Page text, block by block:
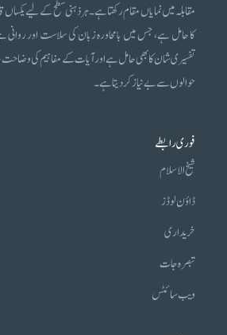
مقابلہ میں نمایاں مقام رکھتا ہے۔ ہر ذہنی سطح کے لیے
کا حامل ہے، جس میں بامحاورہ زبان کی سلاست اور روانی
تفسیری شان کا بھی حامل ہے اور آیات کے مفاہیم کی
حوالوں سے بے نیاز کر دیتا ہے۔
فوری رابطے
شیخ الاسلام
ڈاؤن لوڈز
خریداری
تبصرہ جات
ویب سائٹس